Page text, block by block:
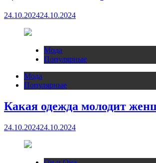
24.10.202424.10.2024
Мода
Популярные
Мода
Популярные
Какая одежда молодит
24.10.202424.10.2024